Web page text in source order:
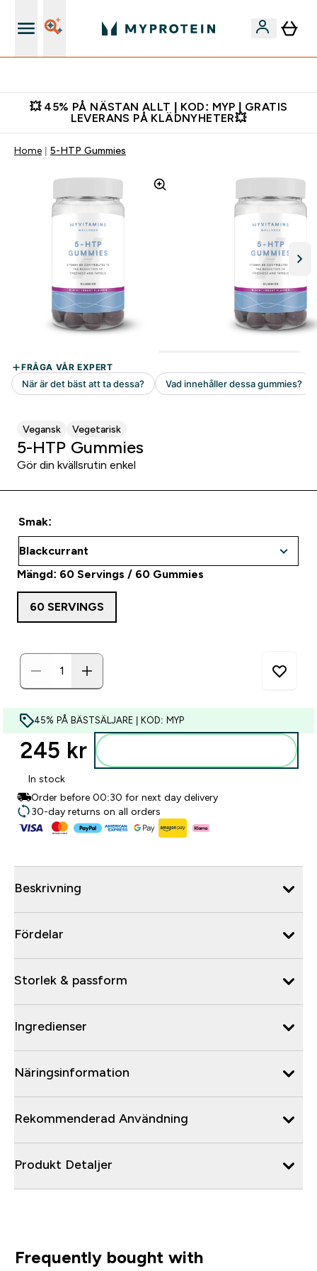
💥 45% PÅ NÄSTAN ALLT | KOD: MYP | GRATIS
LEVERANS PÅ KLÄDNYHETER💥
Home 5-HTP Gummies
Vegansk Vegetarisk
5-HTP Gummies
Gör din kvällsrutin enkel
Smak:
Mängd: 60 Servings / 60 Gummies
60 SERVINGS
45% PÅ BÄSTSÄLJARE | KOD: MYP
245 kr‎
In stock
Order before 00:30 for next day delivery
30-day returns on all orders
Beskrivning
Fördelar
Storlek & passform
Ingredienser
Näringsinformation
Rekommenderad Användning
Produkt Detaljer
Frequently bought with